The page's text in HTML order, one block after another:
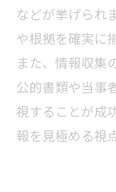
などが挙げられ
や根拠を確実に
また、情報収集
公的書類や当事
視することが成
報を見極める視